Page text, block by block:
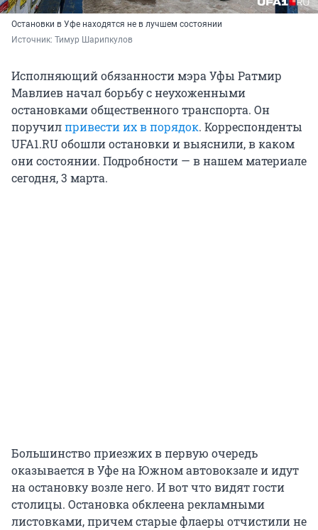
Остановки в Уфе находятся не в лучшем состоянии
Источник: Тимур Шарипкулов
Исполняющий обязанности мэра Уфы Ратмир
Мавлиев начал борьбу с неухоженными
остановками общественного транспорта. Он
поручилпривести их в порядок. Корреспонденты
UFA1.RU обошли остановки и выяснили, в каком
они состоянии. Подробности — в нашем материале
сегодня, 3 марта.
Большинство приезжих в первую очередь
оказывается в Уфе на Южном автовокзале и идут
на остановку возле него. И вот что видят гости
столицы. Остановка обклеена рекламными
листовками, причем старые флаеры отчистили не